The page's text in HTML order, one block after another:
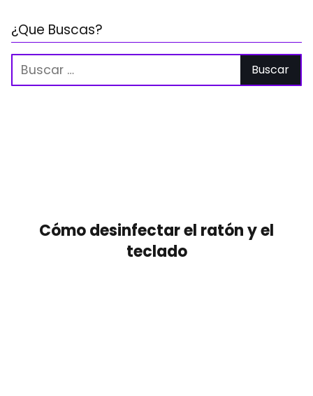
¿Que Buscas?
Cómo desinfectar el ratón y el
teclado